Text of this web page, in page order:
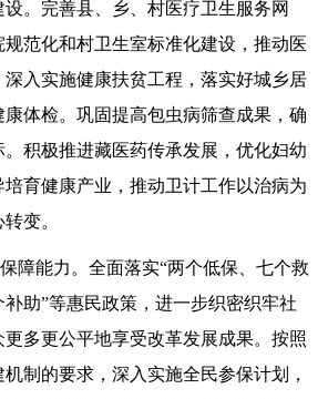
。 完善县、乡、村医疗卫生服务网
范化和村卫生室标准化建设，推动医
深入实施健康扶贫工程，落实好城乡居
康体检。巩固提高包虫病筛查成果，确
。积极推进藏医药传承发展，优化妇幼
育健康产业，推动卫计工作以治病为
变。
障能力。全面落实“两个低保、七个救
助”等惠民政策，进一步织密织牢社
多更公平地享受改革发展成果。按照
机制的要求，深入实施全民参保计划，